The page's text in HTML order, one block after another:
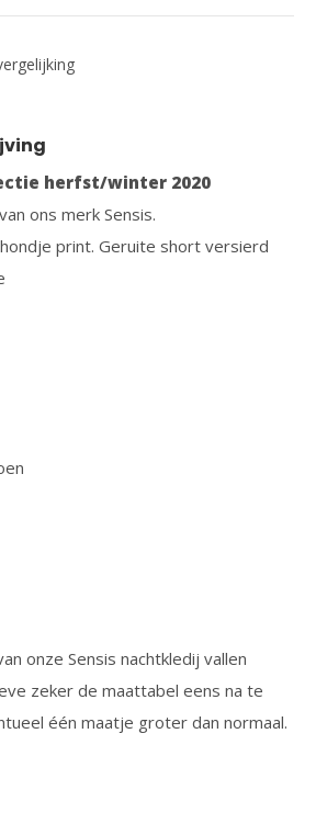
herfst/winter 2020
ons merk Sensis.
print. Geruite short versierd
onze Sensis nachtkledij vallen
zeker de maattabel eens na te
één maatje groter dan normaal.